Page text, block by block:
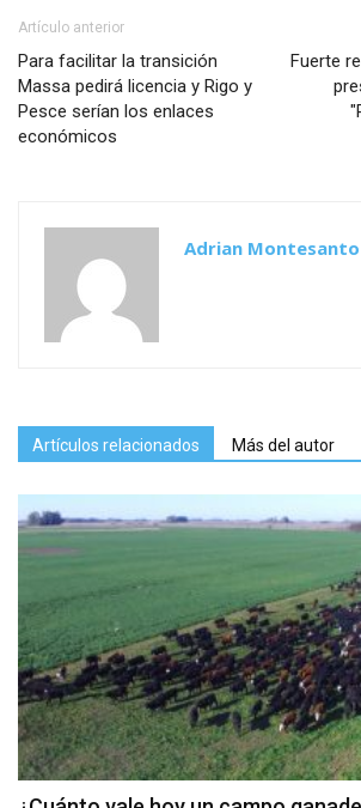
Artículo anterior
Para facilitar la transición
Massa pedirá licencia y Rigo y
Pesce serían los enlaces
económicos
Fuerte
Adrian Montesanto
Artículos relacionados Más del autor